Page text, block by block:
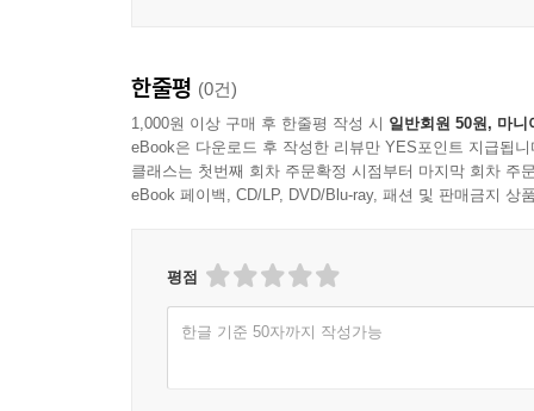
한줄평 (0건)
1,000원 이상 구매 후 한줄평 작성 시 일반회원 50원, 마니
eBook은 다운로드 후 작성한 리뷰만 YES포인트 지급됩니
클래스는 첫번째 회차 주문확정 시점부터 마지막 회차 주
eBook 페이백, CD/LP, DVD/Blu-ray, 패션 및 판매금지 상
평점
한글 기준 50자까지 작성가능